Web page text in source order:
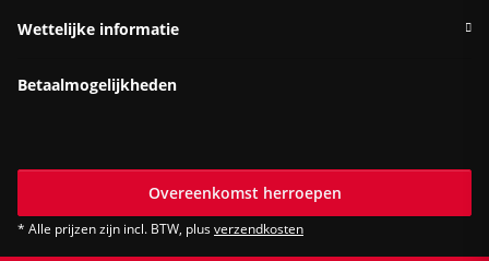
Wettelijke informatie
Betaalmogelijkheden
Overeenkomst herroepen
* Alle prijzen zijn incl. BTW, plusverzendkosten